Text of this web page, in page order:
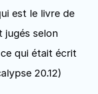
est le livre de
jugés selon
qui était écrit
20.12)